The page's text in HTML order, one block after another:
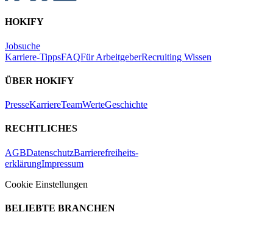
HOKIFY
Jobsuche
Karriere-TippsFAQFür ArbeitgeberRecruiting Wissen
ÜBER HOKIFY
PresseKarriereTeamWerteGeschichte
RECHTLICHES
AGBDatenschutzBarrierefreiheits-
erklärungImpressum
Cookie Einstellungen
BELIEBTE BRANCHEN